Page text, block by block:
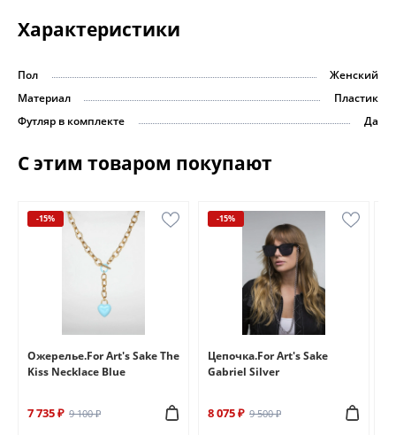
Характеристики
Пол
Женский
Материал
Пластик
Футляр в комплекте
Да
С этим товаром покупают
-15%
Ожерелье.For Art's Sake The
Kiss Necklace Blue
7 735 ₽ 9 100 ₽
-15%
Цепочка.For Art's Sake
Gabriel Silver
8 075 ₽ 9 500 ₽